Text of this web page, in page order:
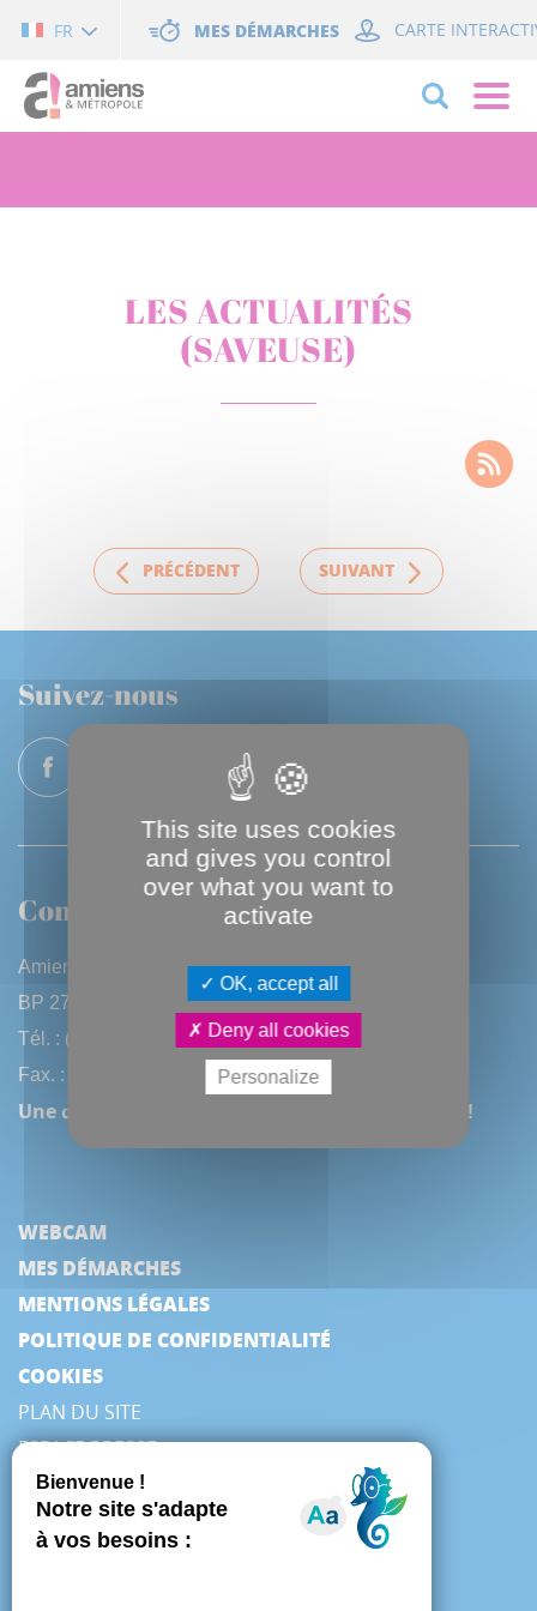
FR MES DÉMARCHES CARTE
LES ACTUALITÉS
(SAVEUSE)
PRÉCÉDENT SUIVANT
Suivez-nous
Contactez-nous
Amiens Métropole
BP 2720 - 80027 Amiens CEDEX
Tél. : (33) 3 22 97 40 40
Fax. : (33) 3 22 97 42 53
Une question, une remarque ? Contactez-nous !
WEBCAM
MES DÉMARCHES
MENTIONS LÉGALES
POLITIQUE DE CONFIDENTIALITÉ
COOKIES
PLAN DU SITE
ESPACE PRESSE
This site uses cookies
and gives you control
over what you want to
activate
OK, accept all
Deny all cookies
Personalize